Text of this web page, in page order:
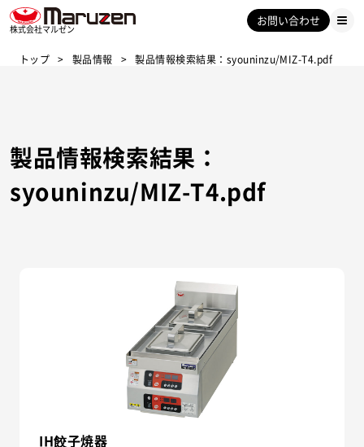
株式会社マルゼン
お問い合わせ
トップ 製品情報 製品情報検索結果：syouninzu/MIZ-T4.pdf
製品情報検索結果：
syouninzu/MIZ-T4.pdf
IH餃子焼器